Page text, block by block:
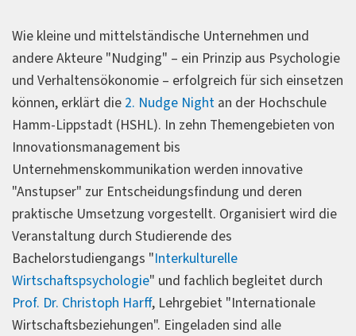
Wie kleine und mittelständische Unternehmen und
andere Akteure "Nudging" – ein Prinzip aus Psychologie
und Verhaltensökonomie – erfolgreich für sich einsetzen
können, erklärt die 2. Nudge Night an der Hochschule
Hamm-Lippstadt (HSHL). In zehn Themengebieten von
Innovationsmanagement bis
Unternehmenskommunikation werden innovative
"Anstupser" zur Entscheidungsfindung und deren
praktische Umsetzung vorgestellt. Organisiert wird die
Veranstaltung durch Studierende des
Bachelorstudiengangs "Interkulturelle
Wirtschaftspsychologie" und fachlich begleitet durch
Prof. Dr. Christoph Harff, Lehrgebiet "Internationale
Wirtschaftsbeziehungen". Eingeladen sind alle